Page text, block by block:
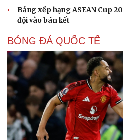
Bảng xếp hạng ASEAN Cup
đội vào bán kết
BÓNG ĐÁ QUỐC TẾ